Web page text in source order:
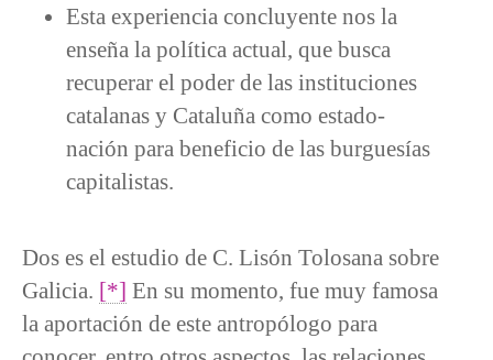
Esta experiencia concluyente nos la
enseña la política actual, que busca
recuperar el poder de las instituciones
catalanas y Cataluña como estado-
nación para beneficio de las burguesías
capitalistas.
Dos es el estudio de C. Lisón Tolosana sobre
Galicia. [*] En su momento, fue muy famosa
la aportación de este antropólogo para